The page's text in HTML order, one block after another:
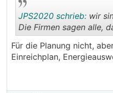
JPS2020 schrieb:wir
Die Firmen sagen alle,
Für die Planung nicht,
Einreichplan,